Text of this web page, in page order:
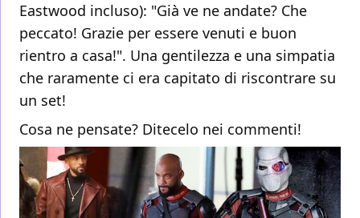
Eastwood incluso): "Già ve ne andate? Che
peccato! Grazie per essere venuti e buon
rientro a casa!". Una gentilezza e una simpatia
che raramente ci era capitato di riscontrare su
un set!
Cosa ne pensate? Ditecelo nei commenti!